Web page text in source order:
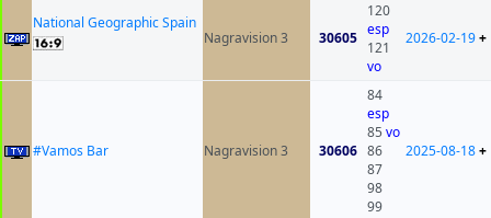
National Geographic Spain
Nagravision 3
30605
120
esp
121
vo
2026-02-19+
#Vamos Bar Nagravision 3 30606
84
esp
85 vo
86
87
98
99
2025-08-18+